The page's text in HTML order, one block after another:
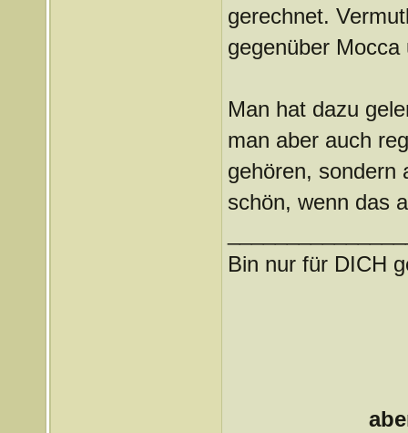
gerechnet.
gegenüber
Man hat dazu
man aber auch
gehören, sondern
schön, wenn das
Bin nur für DICH